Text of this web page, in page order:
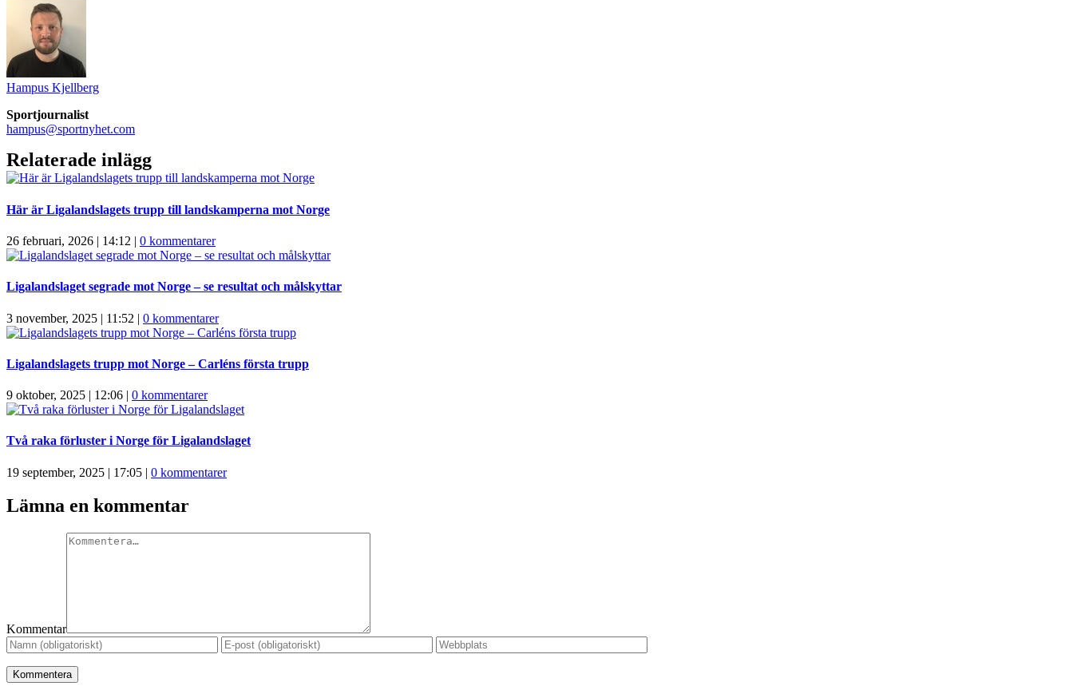
Hampus Kjellberg
Sportjournalist
hampus@sportnyhet.com
Relaterade inlägg
Här är Ligalandslagets trupp till landskamperna mot Norge
26 februari, 2026 | 14:12 | 0 kommentarer
Ligalandslaget segrade mot Norge – se resultat och målskyttar
3 november, 2025 | 11:52 | 0 kommentarer
Ligalandslagets trupp mot Norge – Carléns första trupp
9 oktober, 2025 | 12:06 | 0 kommentarer
Två raka förluster i Norge för Ligalandslaget
19 september, 2025 | 17:05 | 0 kommentarer
Lämna en kommentar
Kommentar